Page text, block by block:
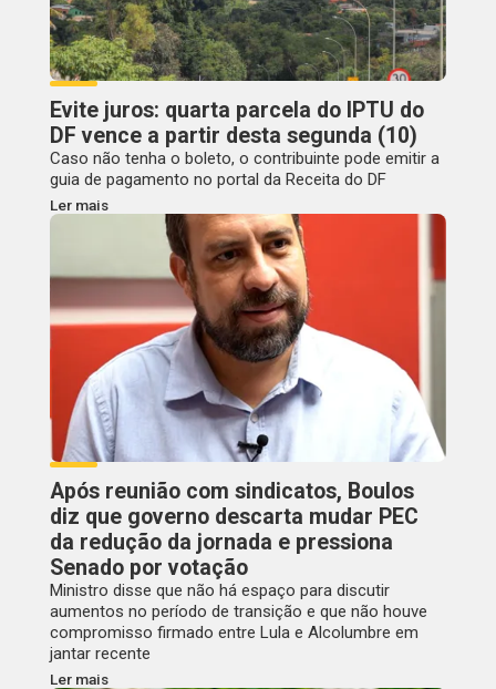
Evite juros: quarta parcela do IPTU do
DF vence a partir desta segunda (10)
Caso não tenha o boleto, o contribuinte pode emitir a
guia de pagamento no portal da Receita do DF
Ler mais
Após reunião com sindicatos, Boulos
diz que governo descarta mudar PEC
da redução da jornada e pressiona
Senado por votação
Ministro disse que não há espaço para discutir
aumentos no período de transição e que não houve
compromisso firmado entre Lula e Alcolumbre em
jantar recente
Ler mais